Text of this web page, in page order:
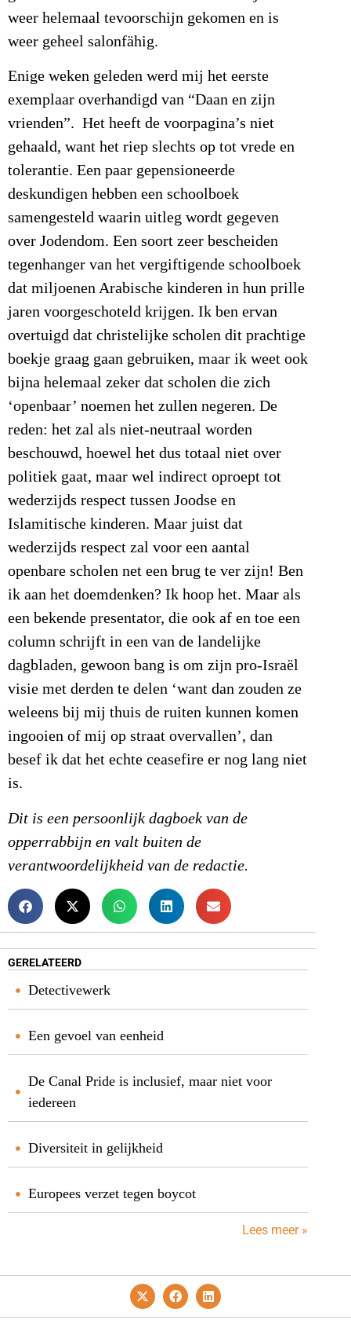
weer helemaal tevoorschijn gekomen en is
weer geheel salonfähig.
Enige weken geleden werd mij het eerste
exemplaar overhandigd van “Daan en zijn
vrienden”. Het heeft de voorpagina’s niet
gehaald, want het riep slechts op tot vrede en
tolerantie. Een paar gepensioneerde
deskundigen hebben een schoolboek
samengesteld waarin uitleg wordt gegeven
over Jodendom. Een soort zeer bescheiden
tegenhanger van het vergiftigende schoolboek
dat miljoenen Arabische kinderen in hun prille
jaren voorgeschoteld krijgen. Ik ben ervan
overtuigd dat christelijke scholen dit prachtige
boekje graag gaan gebruiken, maar ik weet ook
bijna helemaal zeker dat scholen die zich
‘openbaar’ noemen het zullen negeren. De
reden: het zal als niet-neutraal worden
beschouwd, hoewel het dus totaal niet over
politiek gaat, maar wel indirect oproept tot
wederzijds respect tussen Joodse en
Islamitische kinderen. Maar juist dat
wederzijds respect zal voor een aantal
openbare scholen net een brug te ver zijn! Ben
ik aan het doemdenken? Ik hoop het. Maar als
een bekende presentator, die ook af en toe een
column schrijft in een van de landelijke
dagbladen, gewoon bang is om zijn pro-Israël
visie met derden te delen ‘want dan zouden ze
weleens bij mij thuis de ruiten kunnen komen
ingooien of mij op straat overvallen’, dan
besef ik dat het echte ceasefire er nog lang niet
is.
Dit is een persoonlijk dagboek van de
opperrabbijn en valt buiten de
verantwoordelijkheid van de redactie.
GERELATEERD
Detectivewerk
Een gevoel van eenheid
De Canal Pride is inclusief, maar niet voor
iedereen
Diversiteit in gelijkheid
Europees verzet tegen boycot
Lees meer »